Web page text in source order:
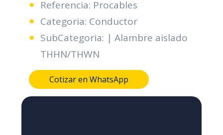
Referencia: Procables
Categoria: Conductor
SubCategoria: | Alambre aislado
THHN/THWN
Cotizar en WhatsApp